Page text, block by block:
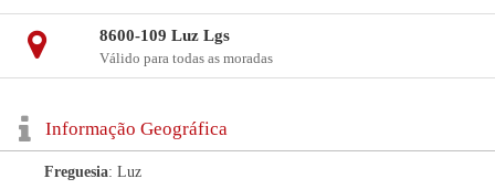
8600-109 Luz Lgs
Válido para todas as moradas
Informação Geográfica
Freguesia: Luz